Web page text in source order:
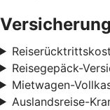
Reisegepäck-
Mietwagen-
Auslandsreise-